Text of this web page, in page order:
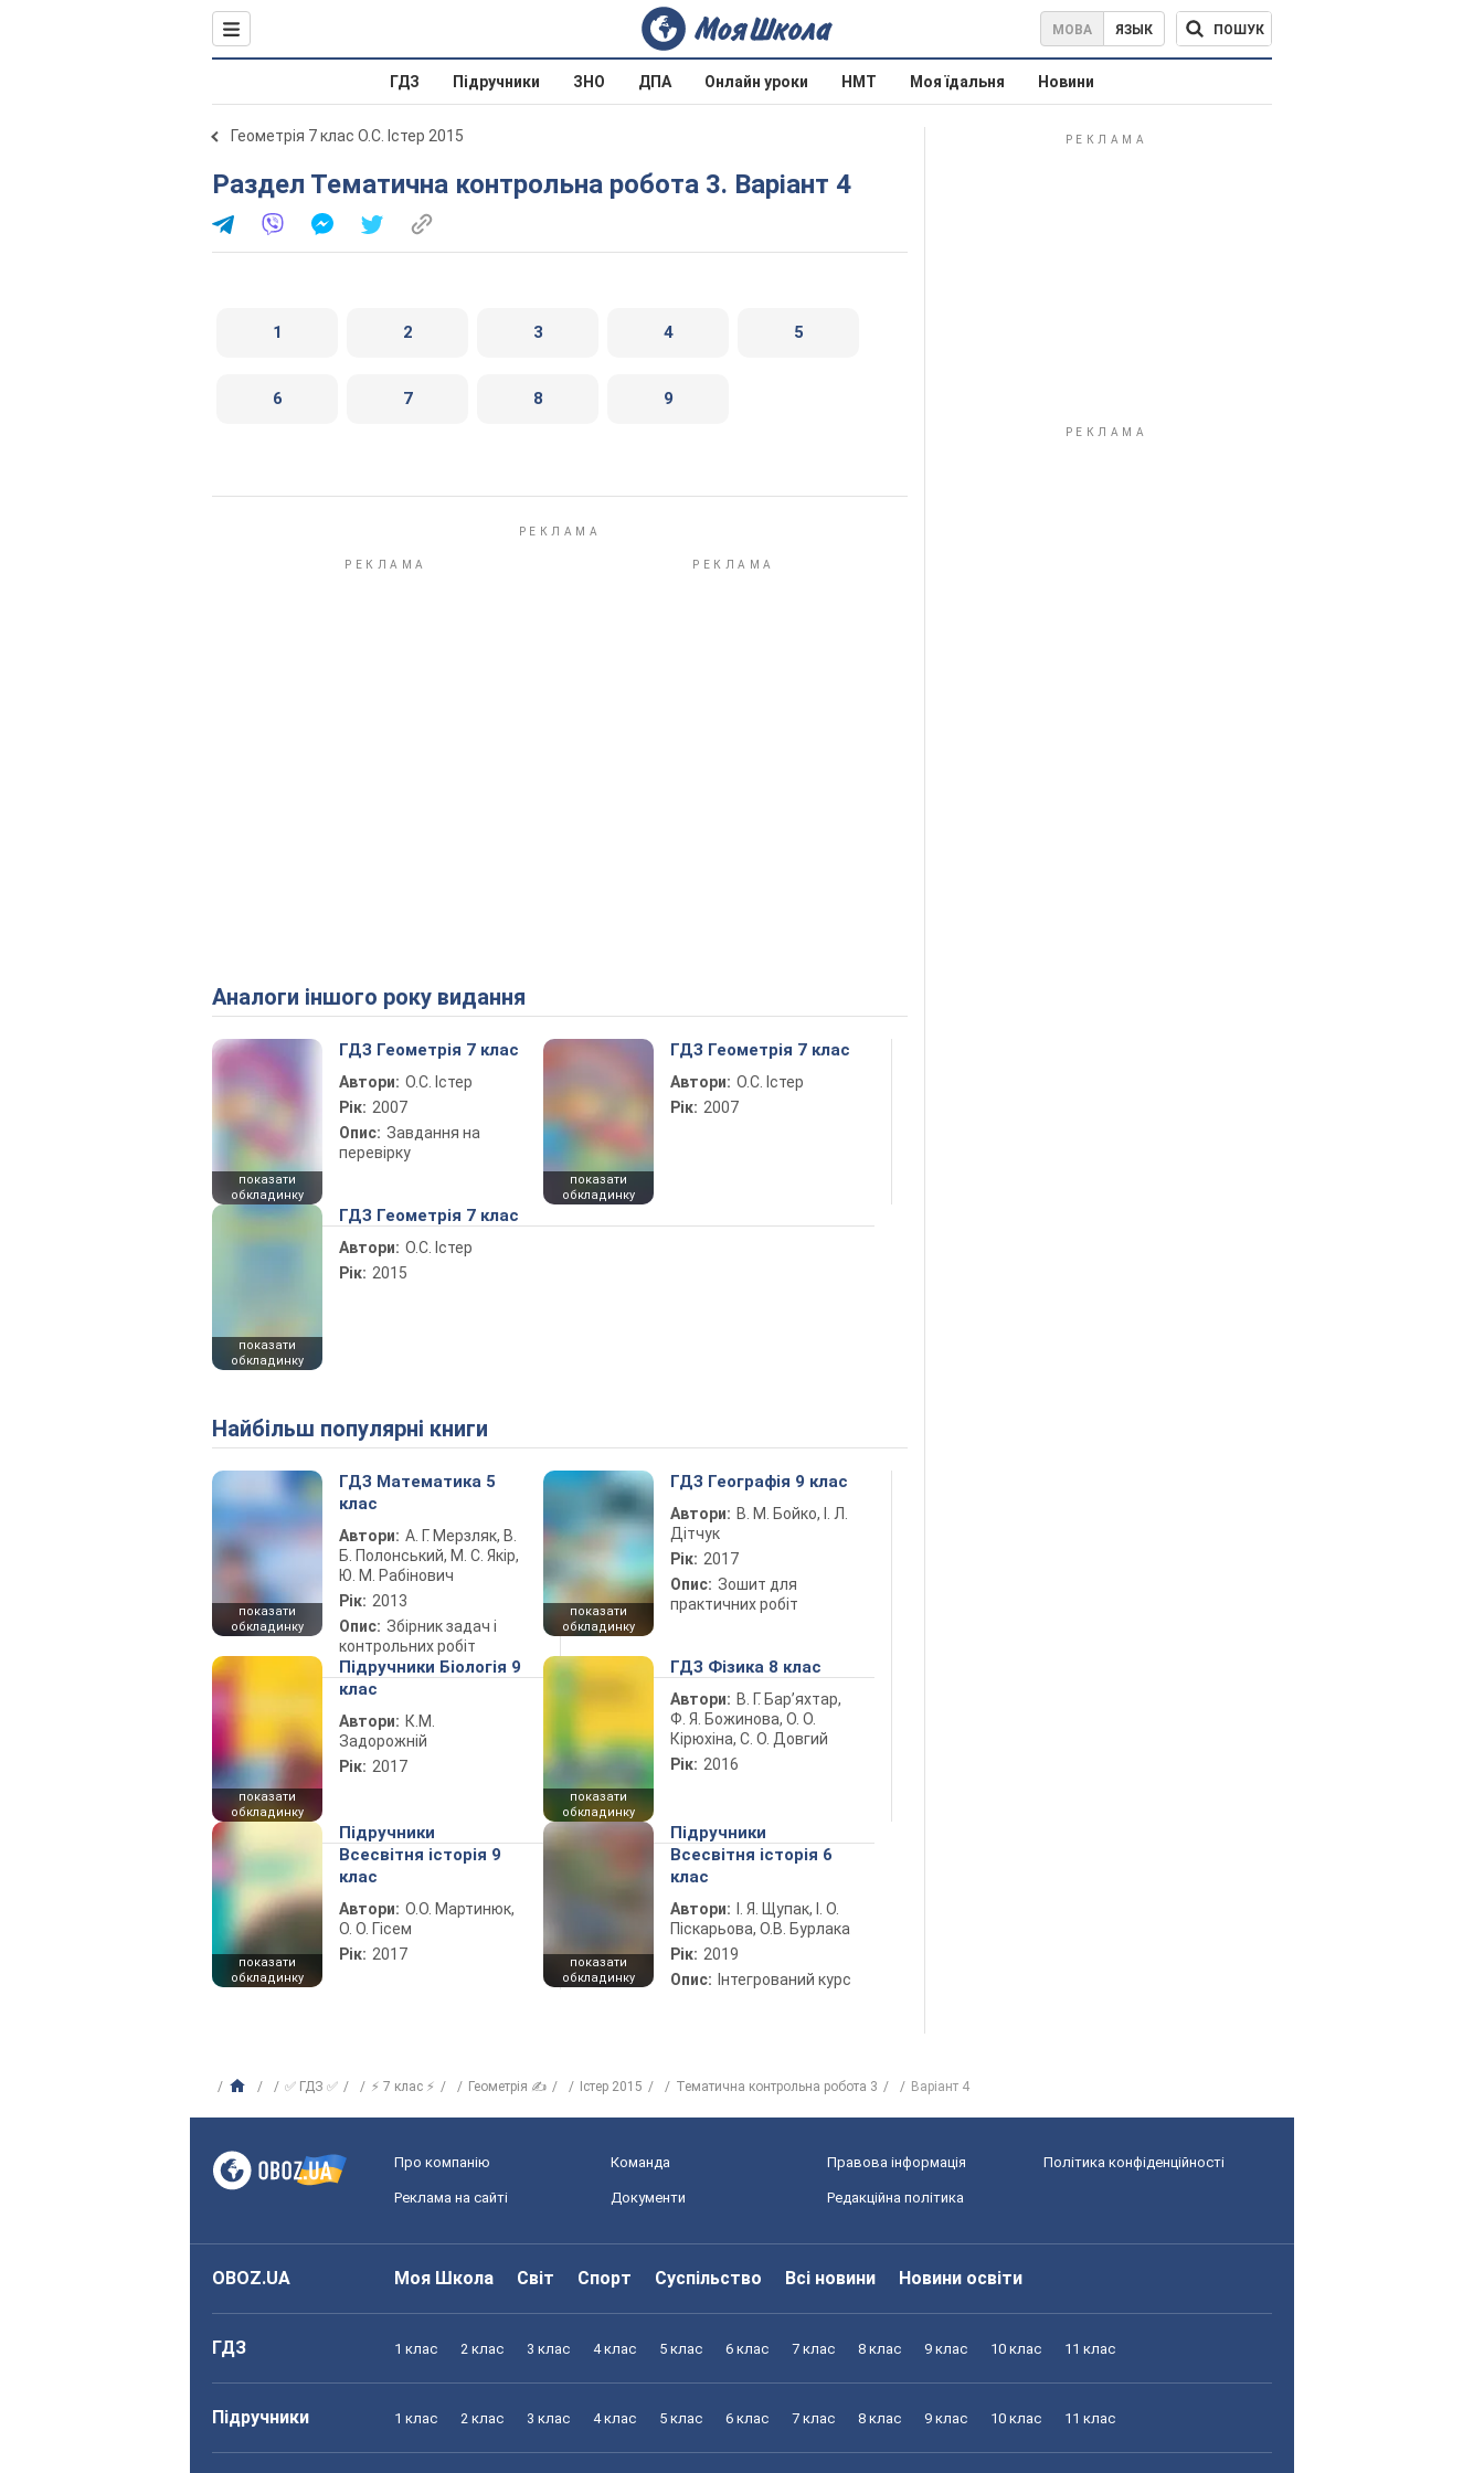
МОВА ЯЗЫК ПОШУК
ГДЗ Підручники ЗНО ДПА Онлайн уроки НМТ Моя їдальня Новини
Геометрія 7 клас О.С. Істер 2015
Раздел Тематична контрольна робота 3. Варіант 4
1 2 3 4 5
6 7 8 9
Аналоги іншого року видання
показати
обкладинку
ГДЗ Геометрія 7 клас
Автори: О.С. Істер
Рік: 2007
Опис: Завдання на
перевірку
показати
обкладинку
ГДЗ Геометрія 7 клас
Автори: О.С. Істер
Рік: 2007
показати
обкладинку
ГДЗ Геометрія 7 клас
Автори: О.С. Істер
Рік: 2015
Найбільш популярні книги
показати
обкладинку
ГДЗ Математика 5
клас
Автори: А. Г. Мерзляк, В.
Б. Полонський, М. С. Якір,
Ю. М. Рабінович
Рік: 2013
Опис: Збірник задач і
контрольних робіт
показати
обкладинку
ГДЗ Географія 9 клас
Автори: В. М. Бойко, І. Л.
Дітчук
Рік: 2017
Опис: Зошит для
практичних робіт
показати
обкладинку
Підручники Біологія 9
клас
Автори: К.М.
Задорожній
Рік: 2017
показати
обкладинку
ГДЗ Фізика 8 клас
Автори: В. Г. Бар’яхтар,
Ф. Я. Божинова, О. О.
Кірюхіна, С. О. Довгий
Рік: 2016
показати
обкладинку
Підручники
Всесвітня історія 9
клас
Автори: О.О. Мартинюк,
О. О. Гісем
Рік: 2017
показати
обкладинку
Підручники
Всесвітня історія 6
клас
Автори:
І. Я. Щупак, І. О.
Піскарьова, О.В. Бурлака
Рік: 2019
Опис: Інтегрований курс
✅ ГДЗ ✅ ⚡ 7 клас ⚡ Геометрія ✍ Істер 2015 Тематична контрольна робота 3 Варіант 4
Про компанію Команда Правова інформація Політика конфіденційності
Реклама на сайті Документи Редакційна політика
OBOZ.UA Моя Школа Світ Спорт Суспільство Всі новини Новини освіти
ГДЗ 1 клас 2 клас 3 клас 4 клас 5 клас 6 клас 7 клас 8 клас 9 клас 10 клас 11 клас
Підручники 1 клас 2 клас 3 клас 4 клас 5 клас 6 клас 7 клас 8 клас 9 клас 10 клас 11 клас